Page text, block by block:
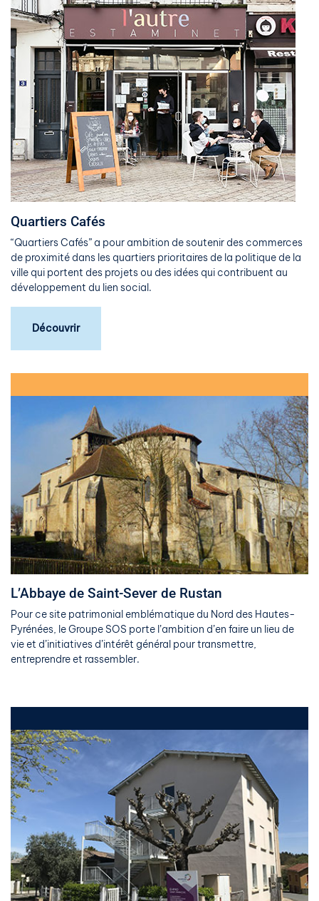
Quartiers Cafés
“Quartiers Cafés” a pour ambition de soutenir des commerces
de proximité dans les quartiers prioritaires de la politique de la
ville qui portent des projets ou des idées qui contribuent au
développement du lien social.
Découvrir
L’Abbaye de Saint-Sever de Rustan
Pour ce site patrimonial emblématique du Nord des Hautes-
Pyrénées, le Groupe SOS porte l’ambition d’en faire un lieu de
vie et d’initiatives d’intérêt général pour transmettre,
entreprendre et rassembler.